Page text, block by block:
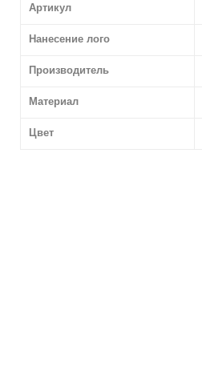
Артикул
Нанесение лого
Производитель
Материал
Цвет